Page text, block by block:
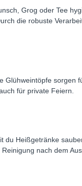
Grog oder Tee
die robuste
für private Feiern.
Heißgetränke
nach dem